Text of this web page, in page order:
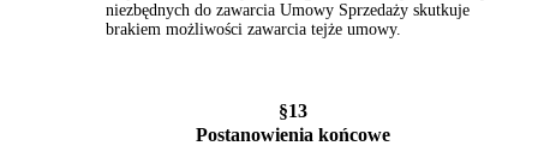
niezbędnych do zawarcia Umowy Sprzedaży skutkuje
brakiem możliwości zawarcia tejże umowy.
§13
Postanowienia końcowe